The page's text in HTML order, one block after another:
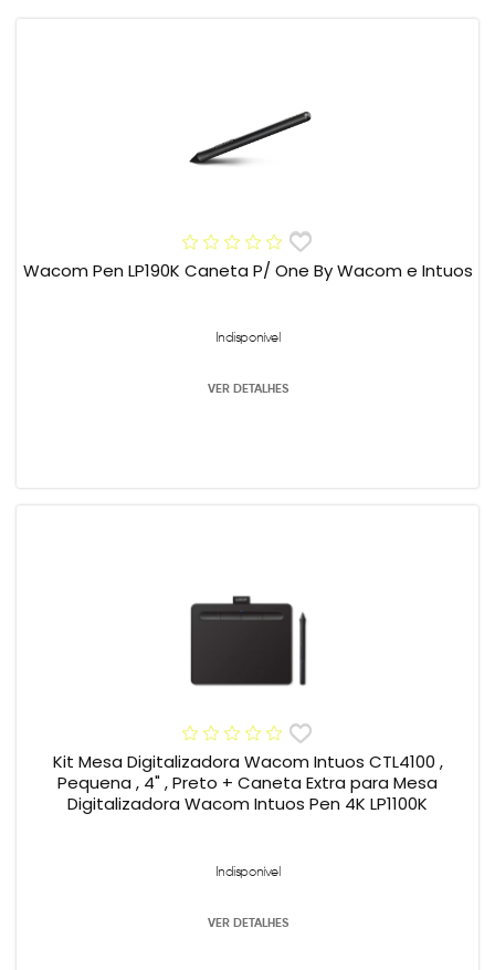
Wacom Pen LP190K Caneta P/ One By Wacom e Intuos
Indisponível
VER DETALHES
Kit Mesa Digitalizadora Wacom Intuos CTL4100 ,
Pequena , 4" , Preto + Caneta Extra para Mesa
Digitalizadora Wacom Intuos Pen 4K LP1100K
Indisponível
VER DETALHES